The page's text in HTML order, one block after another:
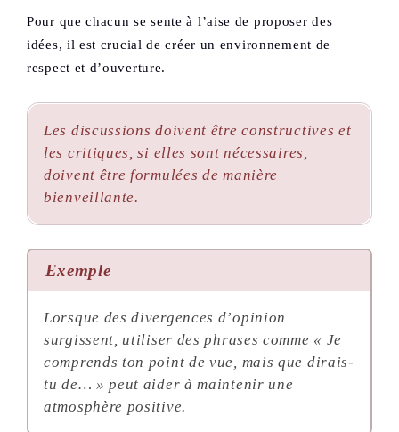
Pour que chacun se sente à l’aise de proposer des
idées, il est crucial de créer un environnement de
respect et d’ouverture.
Les discussions doivent être constructives et
les critiques, si elles sont nécessaires,
doivent être formulées de manière
bienveillante.
Exemple
Lorsque des divergences d’opinion
surgissent, utiliser des phrases comme « Je
comprends ton point de vue, mais que dirais-
tu de… » peut aider à maintenir une
atmosphère positive.